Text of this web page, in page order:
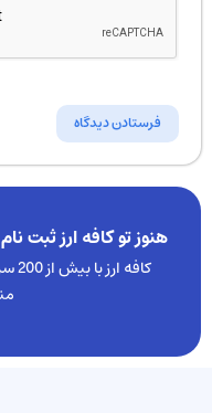
هنوز تو کافه ارز ثبت نام
کافه ارز